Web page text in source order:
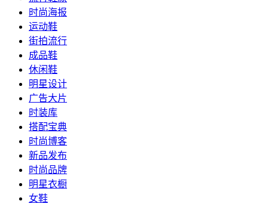
时尚海报
运动鞋
街拍流行
成品鞋
休闲鞋
明星设计
广告大片
时装库
搭配宝典
时尚博客
新品发布
时尚品牌
明星衣橱
女鞋